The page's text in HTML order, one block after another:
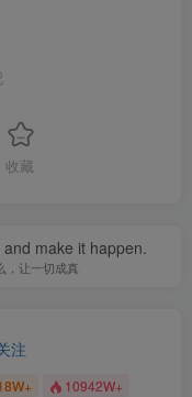
收藏
make it happen.
，让一切成真
注
10942W+